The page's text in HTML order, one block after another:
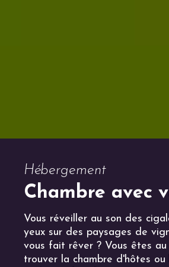
Hébergement
Chambre avec
Vous réveiller au son des
yeux sur des paysages de
vous fait rêver ? Vous êtes
trouver la chambre d'hôtes